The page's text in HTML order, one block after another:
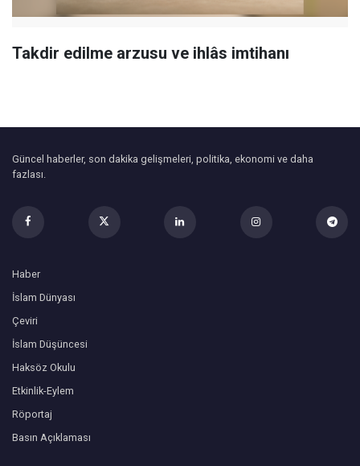
Takdir edilme arzusu ve ihlâs imtihanı
Güncel haberler, son dakika gelişmeleri, politika, ekonomi ve daha
fazlası.
Haber
İslam Dünyası
Çeviri
İslam Düşüncesi
Haksöz Okulu
Etkinlik-Eylem
Röportaj
Basın Açıklaması